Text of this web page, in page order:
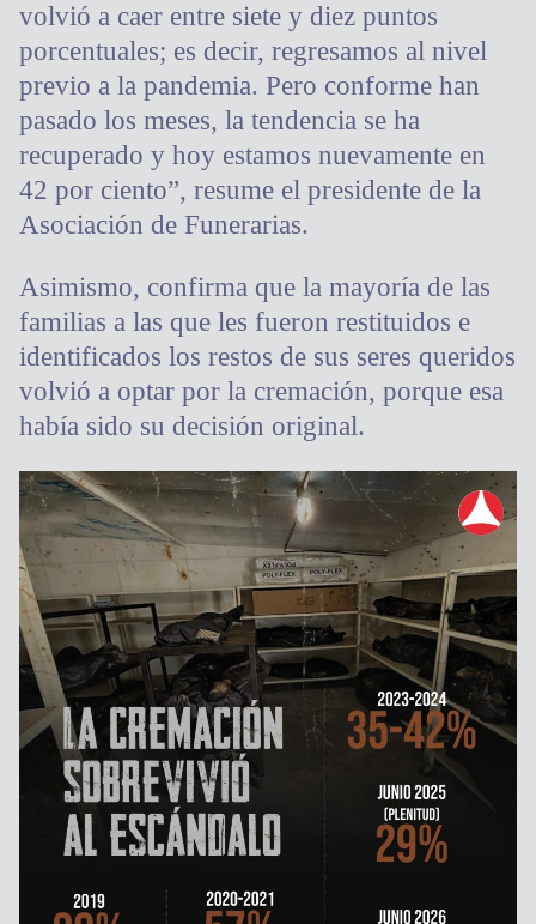
volvió a caer entre siete y diez puntos
porcentuales; es decir, regresamos al nivel
previo a la pandemia. Pero conforme han
pasado los meses, la tendencia se ha
recuperado y hoy estamos nuevamente en
42 por ciento”, resume el presidente de la
Asociación de Funerarias.
Asimismo, confirma que la mayoría de las
familias a las que les fueron restituidos e
identificados los restos de sus seres queridos
volvió a optar por la cremación, porque esa
había sido su decisión original.